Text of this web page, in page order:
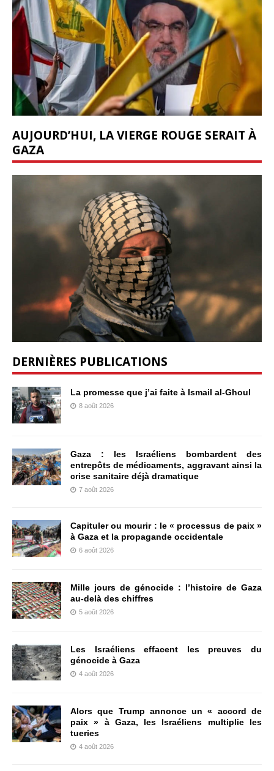
AUJOURD’HUI, LA VIERGE ROUGE SERAIT À
GAZA
DERNIÈRES PUBLICATIONS
La promesse que j’ai faite à Ismail al-Ghoul
8 août 2026
Gaza : les Israéliens bombardent des
entrepôts de médicaments, aggravant ainsi la
crise sanitaire déjà dramatique
7 août 2026
Capituler ou mourir : le « processus de paix »
à Gaza et la propagande occidentale
6 août 2026
Mille jours de génocide : l’histoire de Gaza
au-delà des chiffres
5 août 2026
Les Israéliens effacent les preuves du
génocide à Gaza
4 août 2026
Alors que Trump annonce un « accord de
paix » à Gaza, les Israéliens multiplie les
tueries
4 août 2026